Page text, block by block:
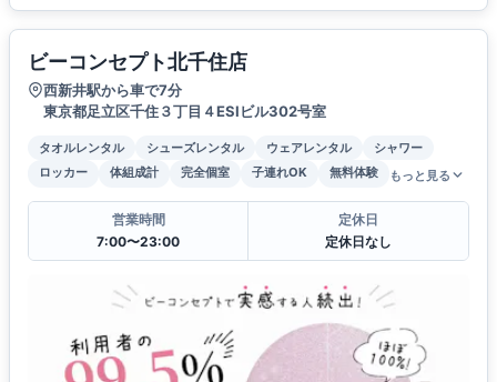
ビーコンセプト北千住店
西新井駅から車で7分
東京都足立区千住３丁目４ESIビル302号室
タオルレンタル シューズレンタル ウェアレンタル
シャワー
ロッカー
体組成計 完全個室 子連れOK 無料体験 もっと見る
営業時間
7:00〜23:00
定休日
定休日なし